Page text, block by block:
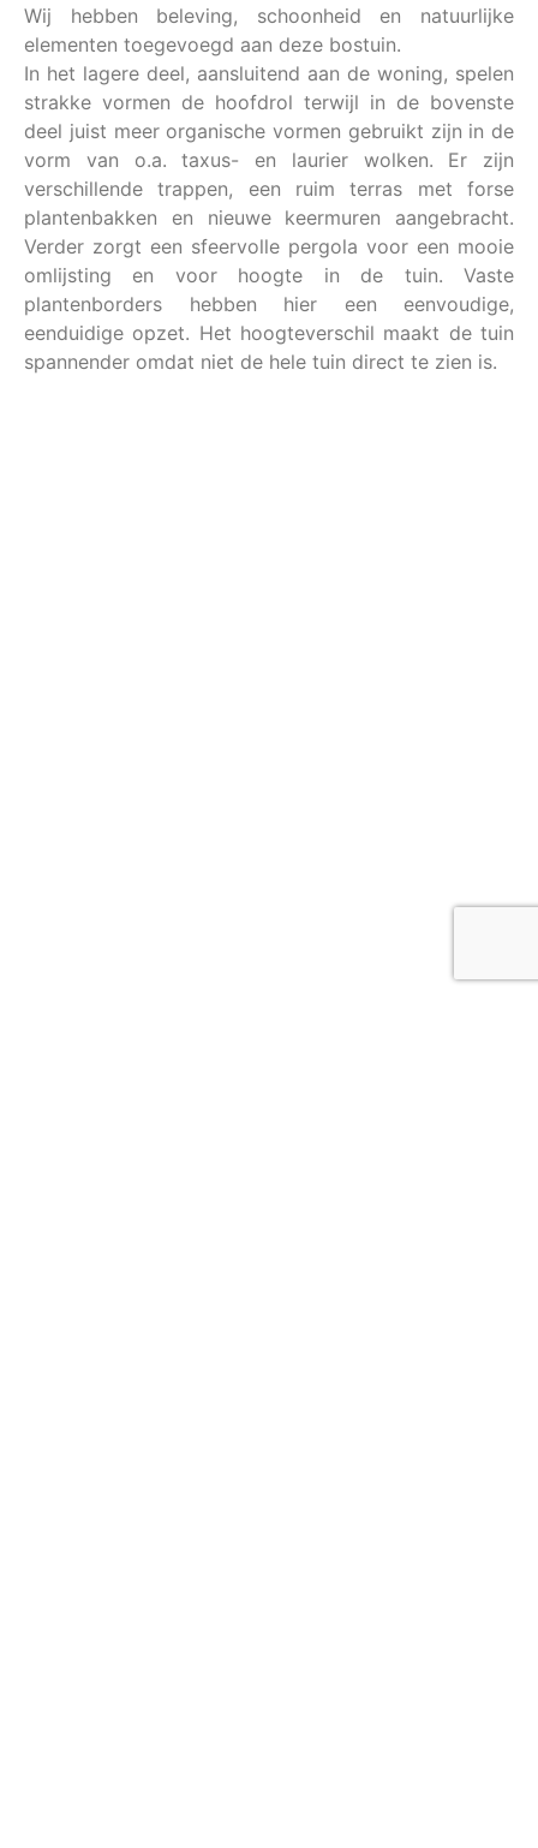
Wij hebben beleving, schoonheid en natuurlijke
elementen toegevoegd aan deze bostuin.
In het lagere deel, aansluitend aan de woning, spelen
strakke vormen de hoofdrol terwijl in de bovenste
deel juist meer organische vormen gebruikt zijn in de
vorm van o.a. taxus- en laurier wolken. Er zijn
verschillende trappen, een ruim terras met forse
plantenbakken en nieuwe keermuren aangebracht.
Verder zorgt een sfeervolle pergola voor een mooie
omlijsting en voor hoogte in de tuin. Vaste
plantenborders hebben hier een eenvoudige,
eenduidige opzet. Het hoogteverschil maakt de tuin
spannender omdat niet de hele tuin direct te zien is.